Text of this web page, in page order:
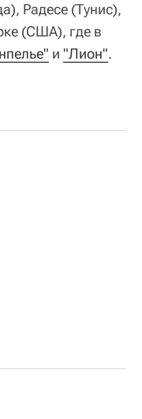
Радесе (Тунис),
(США), где в
и "Лион".